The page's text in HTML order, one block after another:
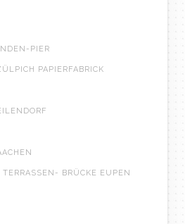
PIER
PAPIERFABRICK
TERRASSEN- BRÜCKE EUPEN